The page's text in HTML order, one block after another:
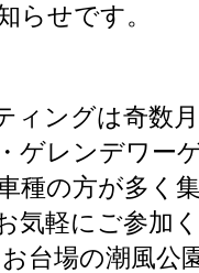
らせです。
ィングは奇数
ゲレンデワー
種の方が多く
気軽にご参加
台場の潮風公